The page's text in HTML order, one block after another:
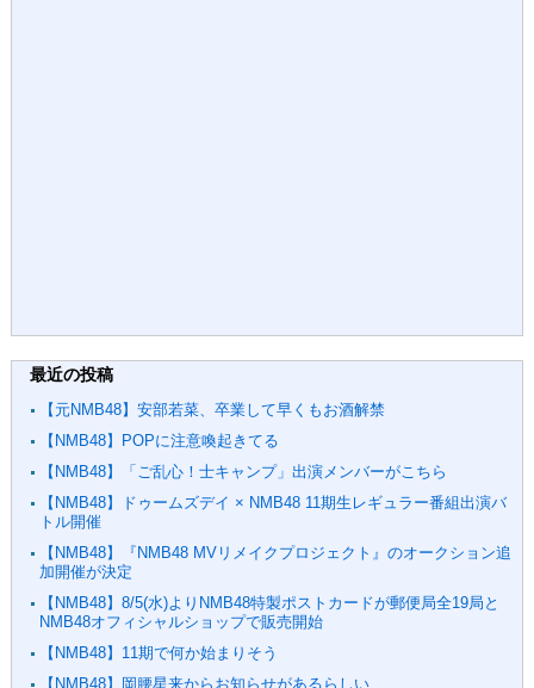
最近の投稿
【元NMB48】安部若菜、卒業して早くもお酒解禁
【NMB48】POPに注意喚起きてる
【NMB48】「ご乱心！士キャンプ」出演メンバーがこちら
【NMB48】ドゥームズデイ × NMB48 11期生レギュラー番組出演バ
トル開催
【NMB48】『NMB48 MVリメイクプロジェクト』のオークション追
加開催が決定
【NMB48】8/5(水)よりNMB48特製ポストカードが郵便局全19局と
NMB48オフィシャルショップで販売開始
【NMB48】11期で何か始まりそう
【NMB48】岡腰星来からお知らせがあるらしい